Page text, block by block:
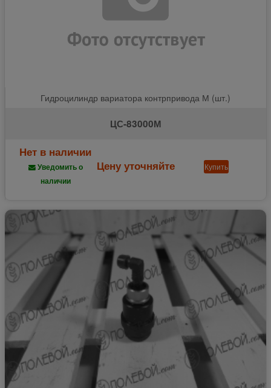
Гидроцилиндр вариатора контрпривода М (шт.)
ЦС-83000М
Нет в наличии
Уведомить о
наличии
Цену уточняйте Купить